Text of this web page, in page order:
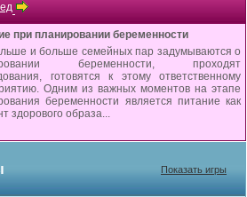
при планировании беременности
и больше семейных пар задумываются о
беременности, проходят
готовятся к этому ответственному
Одним из важных моментов на этапе
беременности является питание как
здорового образа...
Показать игры